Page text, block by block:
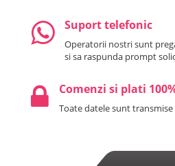
Suport telefonic
Operatorii nostri sunt
si sa raspunda prompt
Comenzi si plati
Toate datele sunt transmise